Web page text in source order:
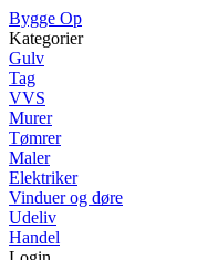
Bygge Op
Kategorier
Gulv
Tag
VVS
Murer
Tømrer
Maler
Elektriker
Vinduer og døre
Udeliv
Handel